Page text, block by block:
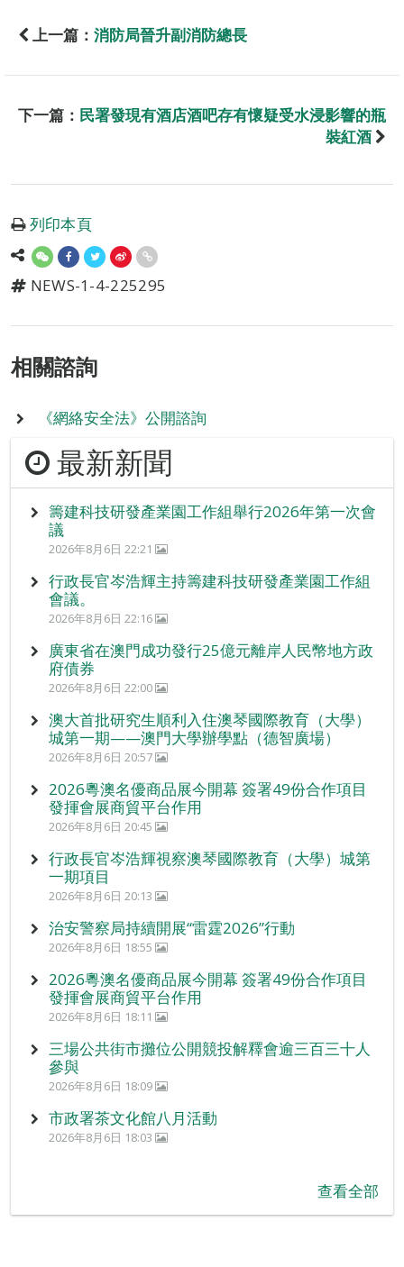
上一篇： 消防局晉升副消防總長
下一篇： 民署發現有酒店酒吧存有懷疑受水浸影響的瓶
裝紅酒
列印本頁
NEWS-1-4-225295
相關諮詢
《網絡安全法》公開諮詢
最新新聞
籌建科技研發產業園工作組舉行2026年第一次會
議
2026年8月6日 22:21
行政長官岑浩輝主持籌建科技研發產業園工作組
會議。
2026年8月6日 22:16
廣東省在澳門成功發行25億元離岸人民幣地方政
府債券
2026年8月6日 22:00
澳大首批研究生順利入住澳琴國際教育（大學）
城第一期——澳門大學辦學點（德智廣場）
2026年8月6日 20:57
2026粵澳名優商品展今開幕 簽署49份合作項目
發揮會展商貿平台作用
2026年8月6日 20:45
行政長官岑浩輝視察澳琴國際教育（大學）城第
一期項目
2026年8月6日 20:13
治安警察局持續開展“雷霆2026”行動
2026年8月6日 18:55
2026粵澳名優商品展今開幕 簽署49份合作項目
發揮會展商貿平台作用
2026年8月6日 18:11
三場公共街市攤位公開競投解釋會逾三百三十人
參與
2026年8月6日 18:09
市政署茶文化館八月活動
2026年8月6日 18:03
查看全部